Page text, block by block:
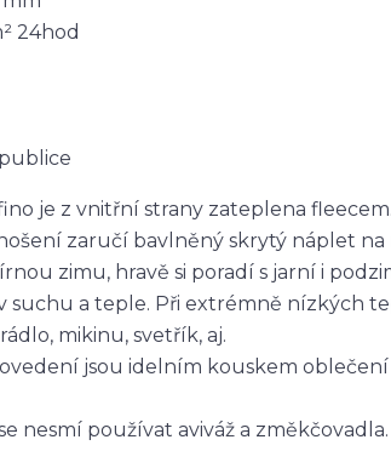
24hod
je z vnitřní strany zateplena fleecem.
zaručí bavlněný skrytý náplet
zimu, hravě si poradí s jarní i
suchu a teple. Při extrémně nízkých
mikinu, svetřík, aj.
jsou idelním kouskem
nesmí používat aviváž a